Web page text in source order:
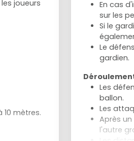
joueurs
mètres.
En cas
sur les
Si le
Le
gardien.
Les
ballon.
Les
Après
l'autre